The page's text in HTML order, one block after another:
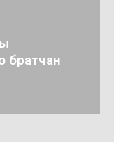
братчан